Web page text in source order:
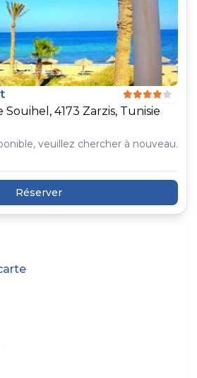
4173 Zarzis, Tunisie
veuillez chercher à nouveau.
Réserver